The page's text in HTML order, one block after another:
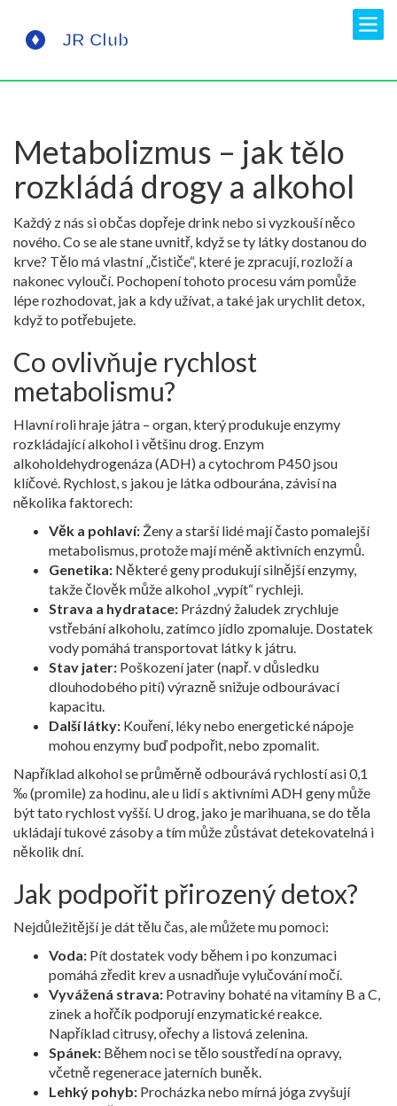
Metabolizmus – jak tělo
rozkládá drogy a alkohol
Každý z nás si občas dopřeje drink nebo si vyzkouší něco
nového. Co se ale stane uvnitř, když se ty látky dostanou do
krve? Tělo má vlastní „čističe“, které je zpracují, rozloží a
nakonec vyloučí. Pochopení tohoto procesu vám pomůže
lépe rozhodovat, jak a kdy užívat, a také jak urychlit detox,
když to potřebujete.
Co ovlivňuje rychlost
metabolismu?
Hlavní roli hraje játra – organ, který produkuje enzymy
rozkládající alkohol i většinu drog. Enzym
alkoholdehydrogenáza (ADH) a cytochrom P450 jsou
klíčové. Rychlost, s jakou je látka odbourána, závisí na
několika faktorech:
Věk a pohlaví: Ženy a starší lidé mají často pomalejší
metabolismus, protože mají méně aktivních enzymů.
Genetika: Některé geny produkují silnější enzymy,
takže člověk může alkohol „vypít“ rychleji.
Strava a hydratace: Prázdný žaludek zrychluje
vstřebání alkoholu, zatímco jídlo zpomaluje. Dostatek
vody pomáhá transportovat látky k játru.
Stav jater: Poškození jater (např. v důsledku
dlouhodobého pití) výrazně snižuje odbourávací
kapacitu.
Další látky: Kouření, léky nebo energetické nápoje
mohou enzymy buď podpořit, nebo zpomalit.
Například alkohol se průměrně odbourává rychlostí asi 0,1
‰ (promile) za hodinu, ale u lidí s aktivními ADH geny může
být tato rychlost vyšší. U drog, jako je marihuana, se do těla
ukládají tukové zásoby a tím může zůstávat detekovatelná i
několik dní.
Jak podpořit přirozený detox?
Nejdůležitější je dát tělu čas, ale můžete mu pomoci:
Voda: Pít dostatek vody během i po konzumaci
pomáhá zředit krev a usnadňuje vylučování močí.
Vyvážená strava: Potraviny bohaté na vitamíny B a C,
zinek a hořčík podporují enzymatické reakce.
Například citrusy, ořechy a listová zelenina.
Spánek: Během noci se tělo soustředí na opravy,
včetně regenerace jaterních buněk.
Lehký pohyb: Procházka nebo mírná jóga zvyšují